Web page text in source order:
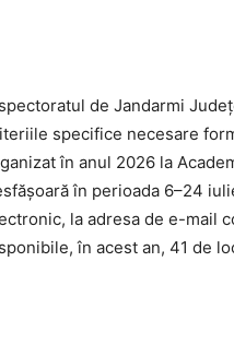
de Jandarmi
specifice necesare
în anul 2026 la
în perioada 6–24
la adresa de e-mail
în acest an, 41 de